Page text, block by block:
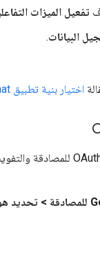
تفعيل الميزات
البيانات.
اختيار بنية تطبيق Google Chat
> تحديد